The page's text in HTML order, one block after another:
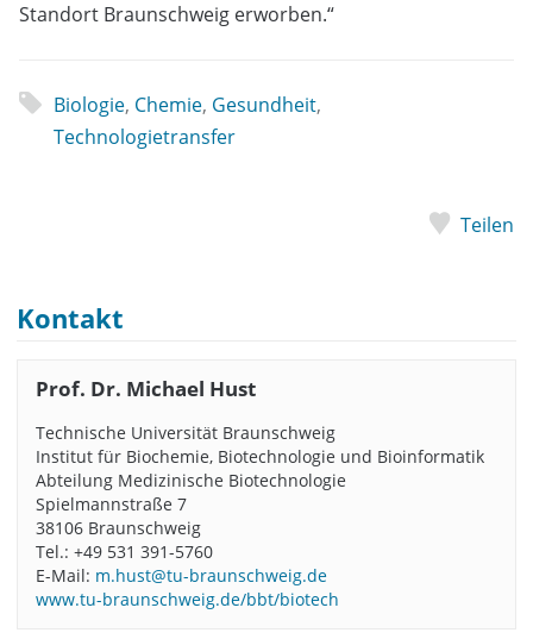
Standort Braunschweig erworben.“
Biologie, Chemie, Gesundheit,
Technologietransfer
Teilen
Kontakt
Prof. Dr. Michael Hust
Technische Universität Braunschweig
Institut für Biochemie, Biotechnologie und Bioinformatik
Abteilung Medizinische Biotechnologie
Spielmannstraße 7
38106 Braunschweig
Tel.: +49 531 391-5760
E-Mail: m.hust@tu-braunschweig.de
www.tu-braunschweig.de/bbt/biotech